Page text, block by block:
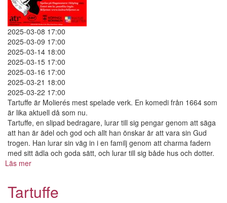
2025-03-08 17:00
2025-03-09 17:00
2025-03-14 18:00
2025-03-15 17:00
2025-03-16 17:00
2025-03-21 18:00
2025-03-22 17:00
Tartuffe är Molierés mest spelade verk. En komedi från 1664 som
är lika aktuell då som nu.
Tartuffe, en slipad bedragare, lurar till sig pengar genom att säga
att han är ädel och god och allt han önskar är att vara sin Gud
trogen. Han lurar sin väg in i en familj genom att charma fadern
med sitt ädla och goda sätt, och lurar till sig både hus och dotter.
Läs mer
Tartuffe